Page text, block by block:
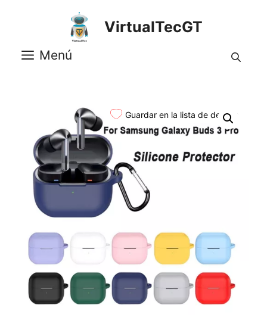
VirtualTecGT
Menú
Guardar en la lista de deseos